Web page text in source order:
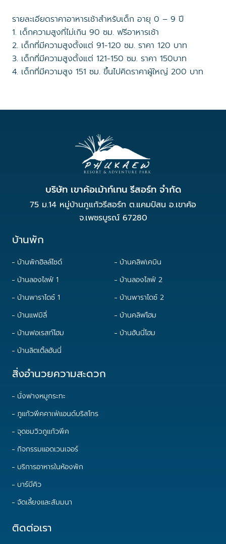
รายละเอียดราคาอาหารเช้าสำหรับเด็ก อายุ 0 – 9 ปี
1. เด็กความสูงที่ไม่เกิน 90 ซม. ฟรีอาหารเช้า
2. เด็กที่มีความสูงตั้งแต่ 91-120 ซม. ราคา 120 บาท
3. เด็กที่มีความสูงตั้งแต่ 121-150 ซม. ราคา 150บาท
4. เด็กที่มีความสูง 151 ซม. ขึ้นไปคิดราคาผู้ใหญ่ 200 บาท
บริษัท เขาค้อเม้าท์เทน รีสอร์ท จำกัด
75 ม.14 หมู่บ้านภูแก้วรีสอร์ท ต.แคมป์สน อ.เขาค้อ
จ.เพชรบูรณ์ 67280
บ้านพัก
บ้านพักฮิลล์ไซด์
บ้านคลิฟเคบิน
บ้านลองไลฟ์ 1
บ้านลองไลฟ์ 2
บ้านพาราไดซ์ 1
บ้านพาราไดซ์ 2
บ้านแฟมิลี่
บ้านคลิฟโฮม
บ้านฟอเรสท์โฮม
บ้านฮันนี่โฮม
บ้านลิตเติ้ลฮันนี่
สิ่งอำนวยความสะดวก
นั่งฟางหมูกระทะ
ภูแก้วพีคคาเฟ่แอนด์บริสโทร
จุดชมวิวภูแก้วพีค
กิจกรรมแอดเวนเจอร์
บริการอาหารในห้องพัก
บาร์บีคิว
จัดเลี้ยงและสัมมนา
ติดต่อเรา